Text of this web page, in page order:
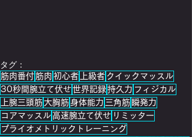
タグ：
筋肉番付筋肉 初心者 上級者 クイックマッスル
30秒間腕立て伏せ世界記録持久力 フィジカル
上腕三頭筋 大胸筋 身体能力 三角筋 瞬発力
コアマッスル 高速腕立て伏せ リミッター
プライオメトリックトレーニング